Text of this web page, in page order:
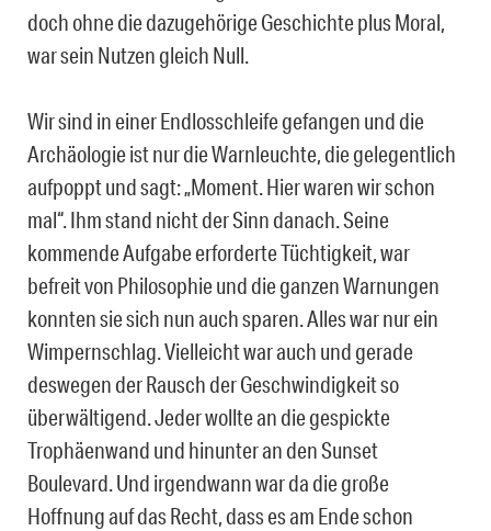
doch ohne die dazugehörige Geschichte plus Moral,
war sein Nutzen gleich Null.
Wir sind in einer Endlosschleife gefangen und die
Archäologie ist nur die Warnleuchte, die gelegentlich
aufpoppt und sagt: „Moment. Hier waren wir schon
mal“. Ihm stand nicht der Sinn danach. Seine
kommende Aufgabe erforderte Tüchtigkeit, war
befreit von Philosophie und die ganzen Warnungen
konnten sie sich nun auch sparen. Alles war nur ein
Wimpernschlag. Vielleicht war auch und gerade
deswegen der Rausch der Geschwindigkeit so
überwältigend. Jeder wollte an die gespickte
Trophäenwand und hinunter an den Sunset
Boulevard. Und irgendwann war da die große
Hoffnung auf das Recht, dass es am Ende schon